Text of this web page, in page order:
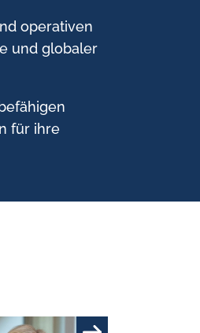
operativen
und globaler
für ihre